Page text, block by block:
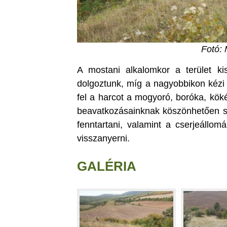
Fotó:
A mostani alkalomkor a terület
dolgoztunk, míg a nagyobbikon
fel a harcot a mogyoró, boróka,
beavatkozásainknak köszönhetően
fenntartani, valamint a
visszanyerni.
GALÉRIA